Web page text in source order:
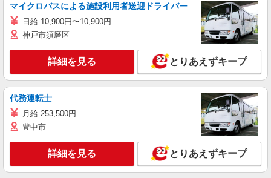
マイクロバスによる施設利用者送迎ドライバー
日給 10,900円〜10,900円
神戸市須磨区
詳細を見る とりあえずキープ
代務運転士
月給 253,500円
豊中市
詳細を見る とりあえずキープ